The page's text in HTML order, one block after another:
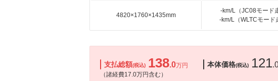
4820×1760×1435mm
-km/L（JC08モード
-km/L（WLTCモード
支払総額(税込) 138.0万円
（諸経費17.0万円含む）
本体価格(税込) 121